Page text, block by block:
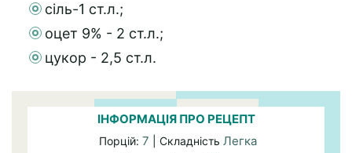
сіль-1 ст.л.;
оцет 9% - 2 ст.л.;
цукор - 2,5 ст.л.
ІНФОРМАЦІЯ ПРО РЕЦЕПТ
Порцій: 7 | Складність Легка